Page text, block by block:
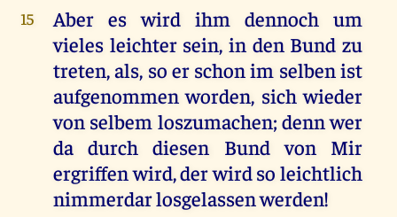
15
Aber es wird ihm dennoch um
vieles leichter sein, in den Bund zu
treten, als, so er schon im selben ist
aufgenommen worden, sich wieder
von selbem loszumachen; denn wer
da durch diesen Bund von Mir
ergriffen wird, der wird so leichtlich
nimmerdar losgelassen werden!